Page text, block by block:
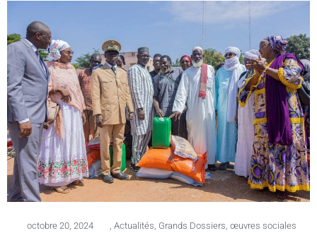
octobre 20, 2024 Actualités Grands Dossiers œuvres sociales